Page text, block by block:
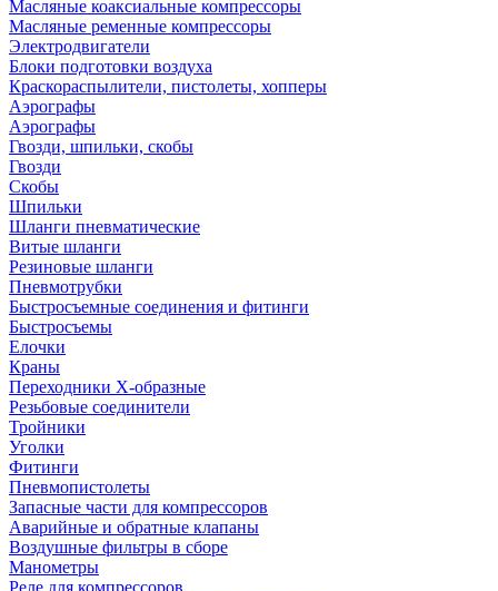
Масляные коаксиальные компрессоры
Масляные ременные компрессоры
Электродвигатели
Блоки подготовки воздуха
Краскораспылители, пистолеты, хопперы
Аэрографы
Аэрографы
Гвозди, шпильки, скобы
Гвозди
Скобы
Шпильки
Шланги пневматические
Витые шланги
Резиновые шланги
Пневмотрубки
Быстросъемные соединения и фитинги
Быстросъемы
Елочки
Краны
Переходники Х-образные
Резьбовые соединители
Тройники
Уголки
Фитинги
Пневмопистолеты
Запасные части для компрессоров
Аварийные и обратные клапаны
Воздушные фильтры в сборе
Манометры
Реле для компрессоров